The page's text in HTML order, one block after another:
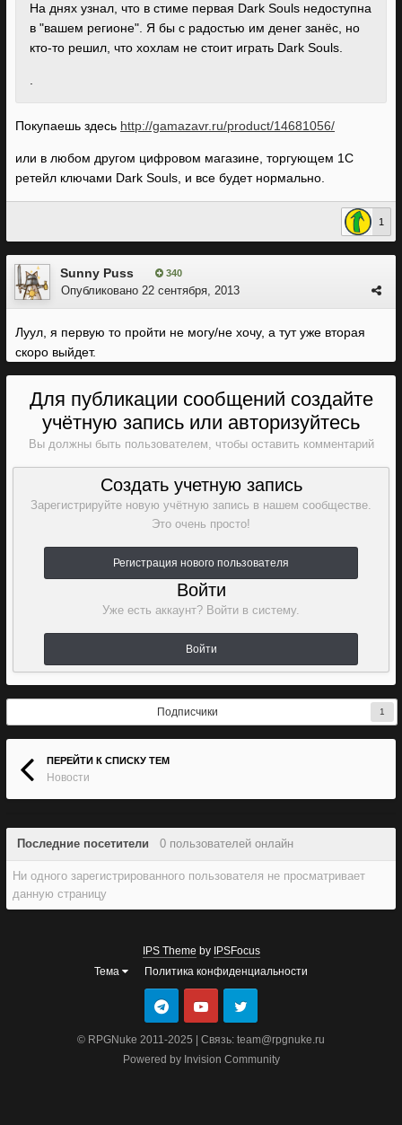
На днях узнал, что в стиме первая Dark Souls недоступна
в "вашем регионе". Я бы с радостью им денег занёс, но
кто-то решил, что хохлам не стоит играть Dark Souls.
Покупаешь здесь http://gamazavr.ru/product/14681056/
или в любом другом цифровом магазине, торгующем 1С
ретейл ключами Dark Souls, и все будет нормально.
1
Sunny Puss 340
Опубликовано 22 сентября, 2013
Луул, я первую то пройти не могу/не хочу, а тут уже вторая
скоро выйдет.
Для публикации сообщений создайте
учётную запись или авторизуйтесь
Вы должны быть пользователем, чтобы оставить комментарий
Создать учетную запись
Зарегистрируйте новую учётную запись в нашем сообществе.
Это очень просто!
Регистрация нового пользователя
Войти
Уже есть аккаунт? Войти в систему.
Войти
Подписчики 1
ПЕРЕЙТИ К СПИСКУ ТЕМ
Новости
Последние посетители 0 пользователей онлайн
Ни одного зарегистрированного пользователя не просматривает
данную страницу
IPS Theme by IPSFocus
Тема
Политика конфиденциальности
© RPGNuke 2011-2025 | Связь: team@rpgnuke.ru
Powered by Invision Community